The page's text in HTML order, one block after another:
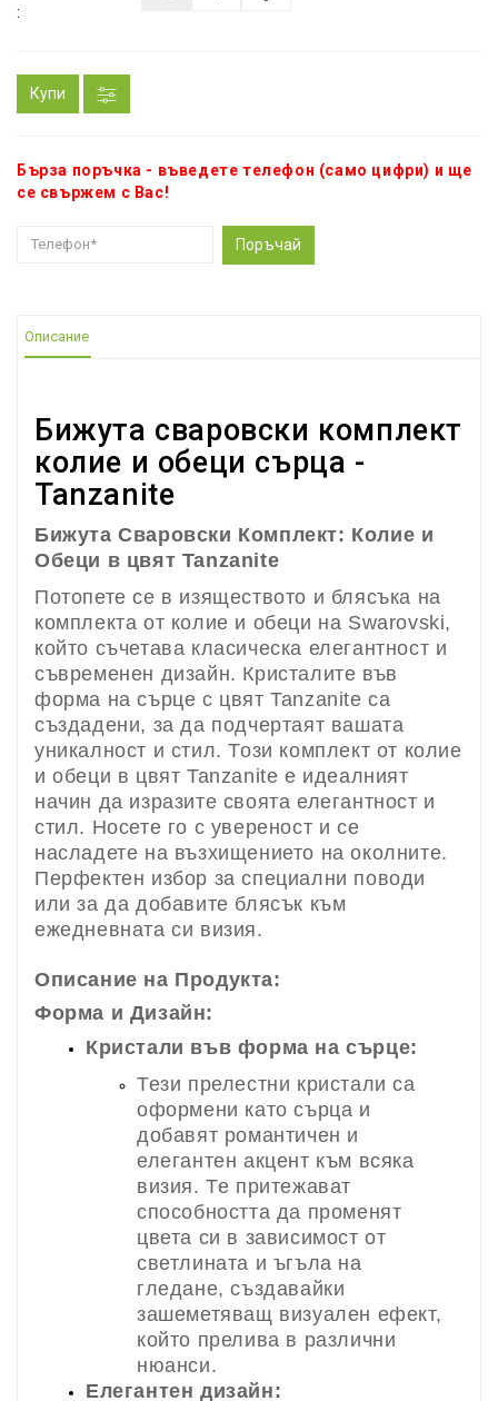
:
Купи
Бърза поръчка - въведете телефон (само цифри) и ще
се свържем с Вас!
Поръчай
Описание
Бижута сваровски комплект
колие и обеци сърца -
Tanzanite
Бижута Сваровски Комплект: Колие и
Обеци в цвят Tanzanite
Потопете се в изяществото и блясъка на
комплекта от колие и обеци на Swarovski,
който съчетава класическа елегантност и
съвременен дизайн. Кристалите във
форма на сърце с цвят Tanzanite са
създадени, за да подчертаят вашата
уникалност и стил. Този комплект от колие
и обеци в цвят Tanzanite е идеалният
начин да изразите своята елегантност и
стил. Носете го с увереност и се
насладете на възхищението на околните.
Перфектен избор за специални поводи
или за да добавите блясък към
ежедневната си визия.
Описание на Продукта:
Форма и Дизайн:
Кристали във форма на сърце:
Тези прелестни кристали са
оформени като сърца и
добавят романтичен и
елегантен акцент към всяка
визия. Те притежават
способността да променят
цвета си в зависимост от
светлината и ъгъла на
гледане, създавайки
зашеметяващ визуален ефект,
който прелива в различни
нюанси.
Елегантен дизайн: